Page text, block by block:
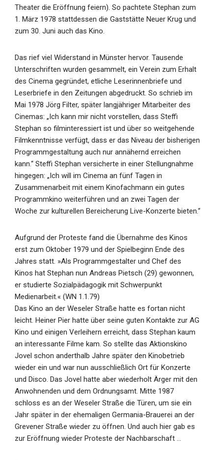
Theater die Eröffnung feiern). So pachtete Stephan zum
1. März 1978 stattdessen die Gaststätte Neuer Krug und
zum 30. Juni auch das Kino.
Das rief viel Widerstand in Münster hervor. Tausende
Unterschriften wurden gesammelt, ein Verein zum Erhalt
des Cinema gegründet, etliche Leserinnenbriefe und
Leserbriefe in den Zeitungen abgedruckt. So schrieb im
Mai 1978 Jörg Filter, später langjähriger Mitarbeiter des
Cinemas: „Ich kann mir nicht vorstellen, dass Steffi
Stephan so filminteressiert ist und über so weitgehende
Filmkenntnisse verfügt, dass er das Niveau der bisherigen
Programmgestaltung auch nur annähernd erreichen
kann.“ Steffi Stephan versicherte in einer Stellungnahme
hingegen: „Ich will im Cinema an fünf Tagen in
Zusammenarbeit mit einem Kinofachmann ein gutes
Programmkino weiterführen und an zwei Tagen der
Woche zur kulturellen Bereicherung Live-Konzerte bieten.“
Aufgrund der Proteste fand die Übernahme des Kinos
erst zum Oktober 1979 und der Spielbeginn Ende des
Jahres statt. »Als Programmgestalter und Chef des
Kinos hat Stephan nun Andreas Pietsch (29) gewonnen,
er studierte Sozialpädagogik mit Schwerpunkt
Medienarbeit.« (WN 1.1.79)
Das Kino an der Weseler Straße hatte es fortan nicht
leicht. Heiner Pier hatte über seine guten Kontakte zur AG
Kino und einigen Verleihern erreicht, dass Stephan kaum
an interessante Filme kam. So stellte das Aktionskino
Jovel schon anderthalb Jahre später den Kinobetrieb
wieder ein und war nun ausschließlich Ort für Konzerte
und Disco. Das Jovel hatte aber wiederholt Ärger mit den
Anwohnenden und dem Ordnungsamt. Mitte 1987
schloss es an der Weseler Straße die Türen, um sie ein
Jahr später in der ehemaligen Germania-Brauerei an der
Grevener Straße wieder zu öffnen. Und auch hier gab es
zur Eröffnung wieder Proteste der Nachbarschaft …